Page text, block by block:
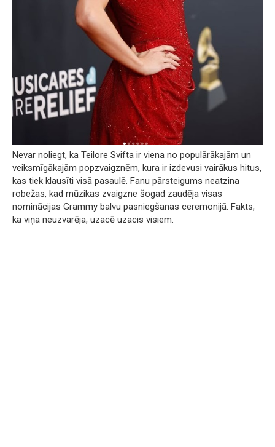
Nevar noliegt, ka Teilore Svifta ir viena no populārākajām un
veiksmīgākajām popzvaigznēm, kura ir izdevusi vairākus hitus,
kas tiek klausīti visā pasaulē. Fanu pārsteigums neatzina
robežas, kad mūzikas zvaigzne šogad zaudēja visas
nominācijas Grammy balvu pasniegšanas ceremonijā. Fakts,
ka viņa neuzvarēja, uzacē uzacis visiem.